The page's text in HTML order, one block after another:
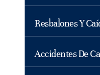
Resbalones Y
Accidentes De